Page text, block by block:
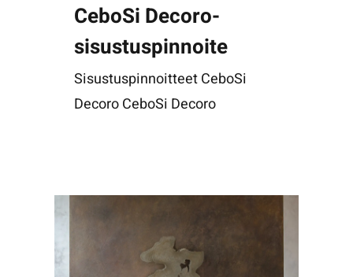
CeboSi Decoro-
sisustuspinnoite
Sisustuspinnoitteet CeboSi
Decoro CeboSi Decoro